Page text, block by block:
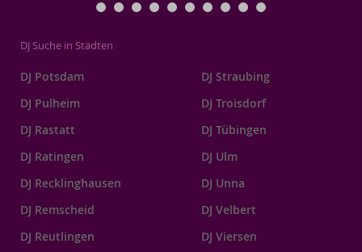
DJ Suche in Städten
DJ Potsdam
DJ Pulheim
DJ Rastatt
DJ Ratingen
DJ Recklinghausen
DJ Remscheid
DJ Reutlingen
DJ Straubing
DJ Troisdorf
DJ Tübingen
DJ Ulm
DJ Unna
DJ Velbert
DJ Viersen